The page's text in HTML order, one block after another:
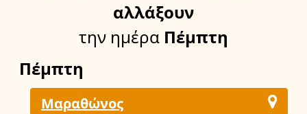
αλλάξουν
την ημέρα Πέμπτη
Πέμπτη
Μαραθώνος